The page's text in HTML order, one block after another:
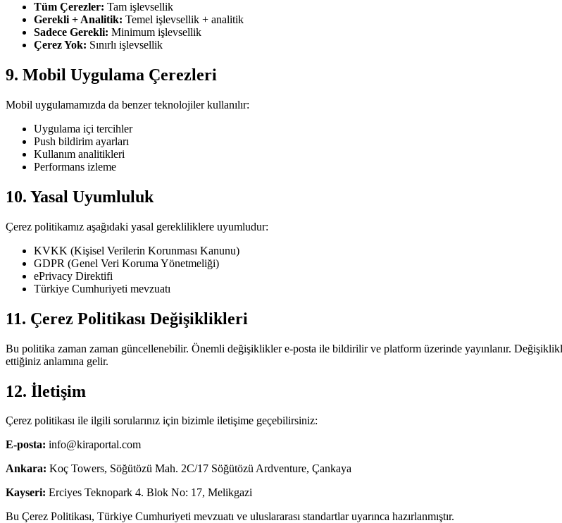
Tüm Çerezler: Tam işlevsellik
Gerekli + Analitik: Temel işlevsellik + analitik
Sadece Gerekli: Minimum işlevsellik
Çerez Yok: Sınırlı işlevsellik
9. Mobil Uygulama Çerezleri
Mobil uygulamamızda da benzer teknolojiler kullanılır:
Uygulama içi tercihler
Push bildirim ayarları
Kullanım analitikleri
Performans izleme
10. Yasal Uyumluluk
Çerez politikamız aşağıdaki yasal gerekliliklere uyumludur:
KVKK (Kişisel Verilerin Korunması Kanunu)
GDPR (Genel Veri Koruma Yönetmeliği)
ePrivacy Direktifi
Türkiye Cumhuriyeti mevzuatı
11. Çerez Politikası Değişiklikleri
Bu politika zaman zaman güncellenebilir. Önemli değişiklikler e-posta ile bildirilir ve platform üzerinde yayınlanır.
ettiğiniz anlamına gelir.
12. İletişim
Çerez politikası ile ilgili sorularınız için bizimle iletişime geçebilirsiniz:
E-posta: info@kiraportal.com
Ankara: Koç Towers, Söğütözü Mah. 2C/17 Söğütözü Ardventure, Çankaya
Kayseri: Erciyes Teknopark 4. Blok No: 17, Melikgazi
Bu Çerez Politikası, Türkiye Cumhuriyeti mevzuatı ve uluslararası standartlar uyarınca hazırlanmıştır.